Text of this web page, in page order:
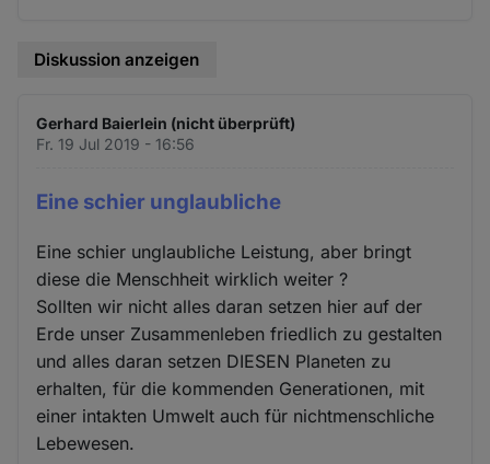
Diskussion anzeigen
Gerhard Baierlein (nicht überprüft)
Fr. 19 Jul 2019 - 16:56
Eine schier unglaubliche
Eine schier unglaubliche Leistung, aber bringt
diese die Menschheit wirklich weiter ?
Sollten wir nicht alles daran setzen hier auf der
Erde unser Zusammenleben friedlich zu gestalten
und alles daran setzen DIESEN Planeten zu
erhalten, für die kommenden Generationen, mit
einer intakten Umwelt auch für nichtmenschliche
Lebewesen.